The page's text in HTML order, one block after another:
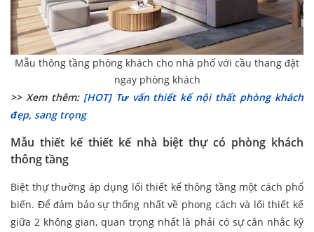
Mẫu thông tầng phòng khách cho nhà phố với cầu thang đặt
ngay phòng khách
>> Xem thêm: [HOT] Tư vấn thiết kế nội thất phòng khách
đẹp, sang trọng
Mẫu thiết kế thiết kế nhà biệt thự có phòng khách
thông tầng
Biệt thự thường áp dụng lối thiết kế thông tầng một cách phổ
biến. Để đảm bảo sự thống nhất về phong cách và lối thiết kế
giữa 2 không gian, quan trọng nhất là phải có sự cân nhắc kỹ